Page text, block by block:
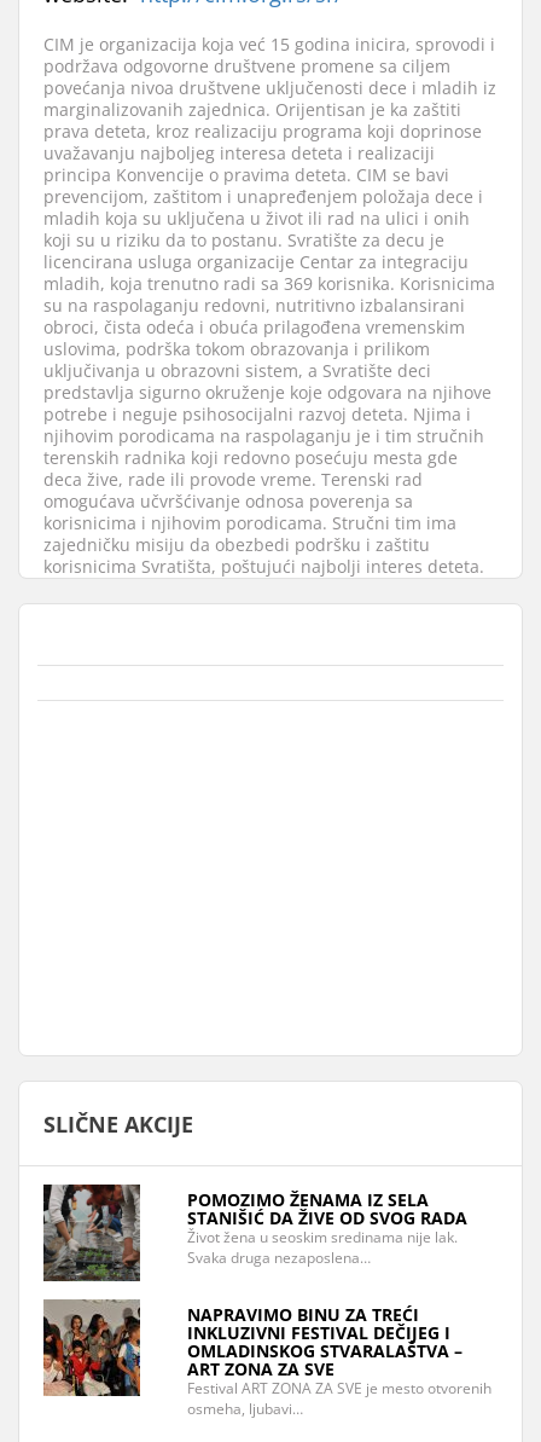
CIM je organizacija koja već 15 godina inicira, sprovodi i
podržava odgovorne društvene promene sa ciljem
povećanja nivoa društvene uključenosti dece i mladih iz
marginalizovanih zajednica. Orijentisan je ka zaštiti
prava deteta, kroz realizaciju programa koji doprinose
uvažavanju najboljeg interesa deteta i realizaciji
principa Konvencije o pravima deteta. CIM se bavi
prevencijom, zaštitom i unapređenjem položaja dece i
mladih koja su uključena u život ili rad na ulici i onih
koji su u riziku da to postanu. Svratište za decu je
licencirana usluga organizacije Centar za integraciju
mladih, koja trenutno radi sa 369 korisnika. Korisnicima
su na raspolaganju redovni, nutritivno izbalansirani
obroci, čista odeća i obuća prilagođena vremenskim
uslovima, podrška tokom obrazovanja i prilikom
uključivanja u obrazovni sistem, a Svratište deci
predstavlja sigurno okruženje koje odgovara na njihove
potrebe i neguje psihosocijalni razvoj deteta. Njima i
njihovim porodicama na raspolaganju je i tim stručnih
terenskih radnika koji redovno posećuju mesta gde
deca žive, rade ili provode vreme. Terenski rad
omogućava učvršćivanje odnosa poverenja sa
korisnicima i njihovim porodicama. Stručni tim ima
zajedničku misiju da obezbedi podršku i zaštitu
korisnicima Svratišta, poštujući najbolji interes deteta.
SLIČNE AKCIJE
POMOZIMO ŽENAMA IZ SELA
STANIŠIĆ DA ŽIVE OD SVOG RADA
Život žena u seoskim sredinama nije lak.
Svaka druga nezaposlena…
NAPRAVIMO BINU ZA TREĆI
INKLUZIVNI FESTIVAL DEČIJEG I
OMLADINSKOG STVARALAŠTVA –
ART ZONA ZA SVE
Festival ART ZONA ZA SVE je mesto otvorenih
osmeha, ljubavi…